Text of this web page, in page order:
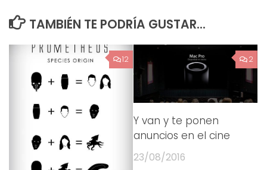
TAMBIÉN TE PODRÍA GUSTAR...
12 2
Y van y te ponen
anuncios en el cine
23/08/2016